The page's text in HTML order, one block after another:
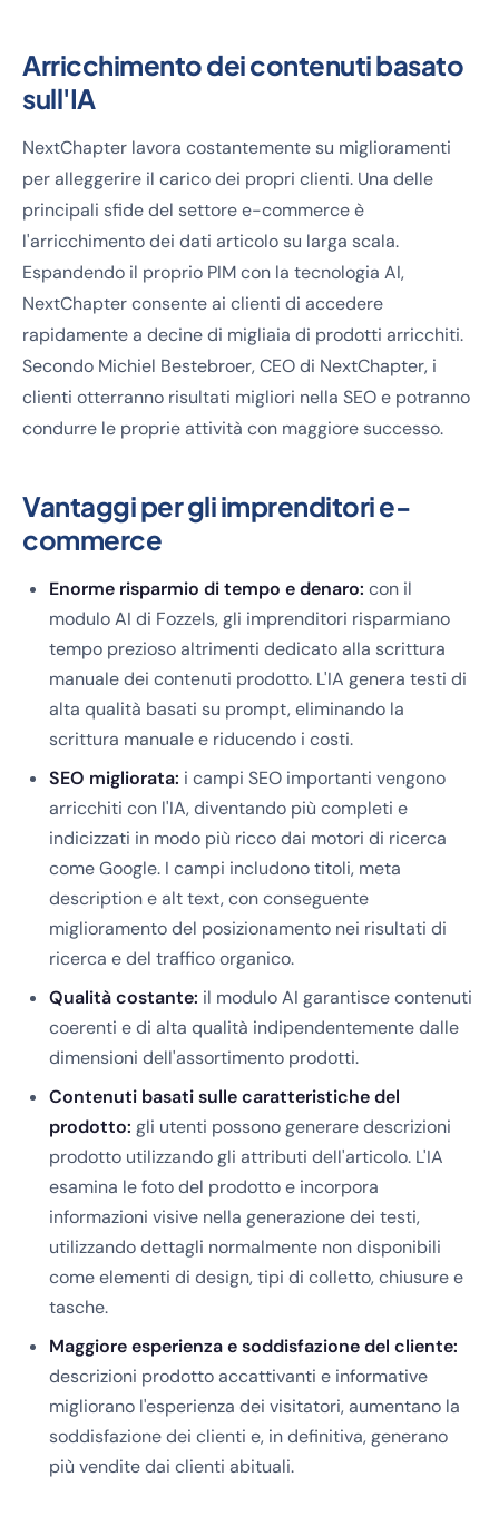
Arricchimento dei contenuti basato
sull'IA
NextChapter lavora costantemente su miglioramenti
per alleggerire il carico dei propri clienti. Una delle
principali sfide del settore e-commerce è
l'arricchimento dei dati articolo su larga scala.
Espandendo il proprio PIM con la tecnologia AI,
NextChapter consente ai clienti di accedere
rapidamente a decine di migliaia di prodotti arricchiti.
Secondo Michiel Bestebroer, CEO di NextChapter, i
clienti otterranno risultati migliori nella SEO e potranno
condurre le proprie attività con maggiore successo.
Vantaggi per gli imprenditori e-
commerce
Enorme risparmio di tempo e denaro: con il
modulo AI di Fozzels, gli imprenditori risparmiano
tempo prezioso altrimenti dedicato alla scrittura
manuale dei contenuti prodotto. L'IA genera testi di
alta qualità basati su prompt, eliminando la
scrittura manuale e riducendo i costi.
SEO migliorata: i campi SEO importanti vengono
arricchiti con l'IA, diventando più completi e
indicizzati in modo più ricco dai motori di ricerca
come Google. I campi includono titoli, meta
description e alt text, con conseguente
miglioramento del posizionamento nei risultati di
ricerca e del traffico organico.
Qualità costante: il modulo AI garantisce contenuti
coerenti e di alta qualità indipendentemente dalle
dimensioni dell'assortimento prodotti.
Contenuti basati sulle caratteristiche del
prodotto: gli utenti possono generare descrizioni
prodotto utilizzando gli attributi dell'articolo. L'IA
esamina le foto del prodotto e incorpora
informazioni visive nella generazione dei testi,
utilizzando dettagli normalmente non disponibili
come elementi di design, tipi di colletto, chiusure e
tasche.
Maggiore esperienza e soddisfazione del cliente:
descrizioni prodotto accattivanti e informative
migliorano l'esperienza dei visitatori, aumentano la
soddisfazione dei clienti e, in definitiva, generano
più vendite dai clienti abituali.